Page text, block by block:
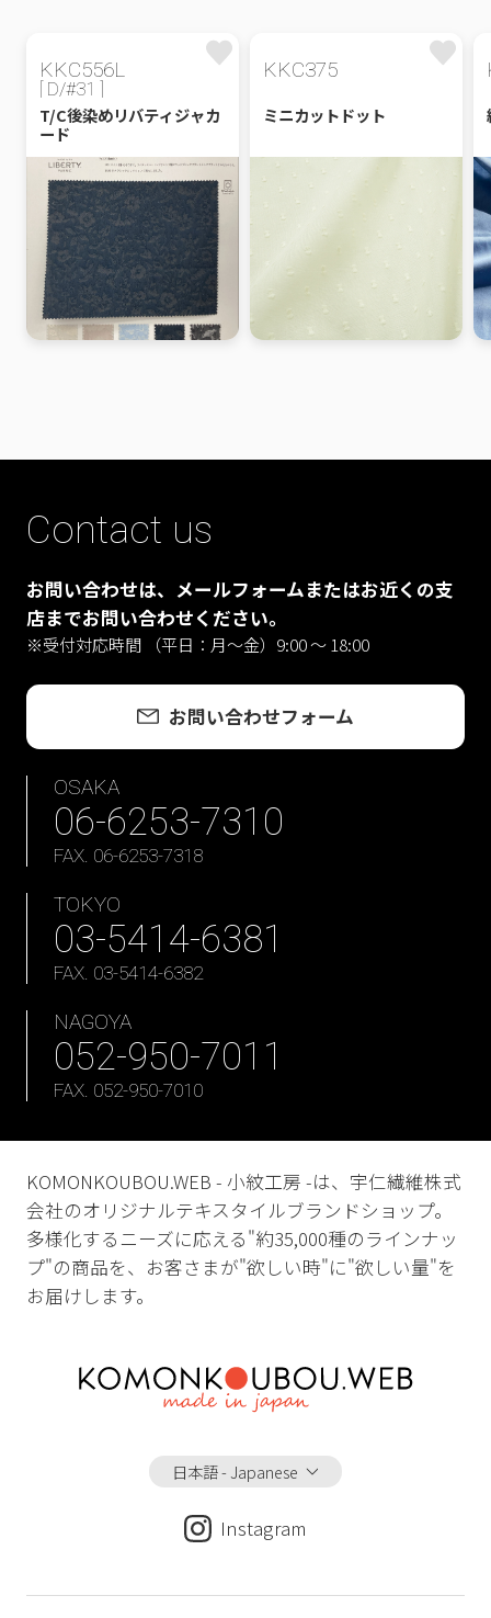
KKC556L
[ D/#31 ]
T/C後染めリバティジャカ
ード
KKC375
ミニカットドット
Contact us
お問い合わせは、メールフォームまたはお近くの支
店までお問い合わせください。
※受付対応時間 （平日：月〜金）9:00 ～ 18:00
お問い合わせフォーム
OSAKA
06-6253-7310
FAX. 06-6253-7318
TOKYO
03-5414-6381
FAX. 03-5414-6382
NAGOYA
052-950-7011
FAX. 052-950-7010
日本語 - Japanese
Instagram
KOMONKOUBOU.WEB - 小紋工房 -は、宇仁繊維株式
会社のオリジナルテキスタイルブランドショップ。
多様化するニーズに応える"約35,000種のラインナッ
プ"の商品を、お客さまが"欲しい時"に"欲しい量"を
お届けします。